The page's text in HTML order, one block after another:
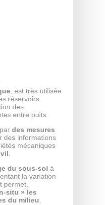
, est très utilisée
réservoirs
des
entre puits.
des mesures
des informations
mécaniques
.
du sous-sol à
la variation
permet,
situ » les
du milieu.